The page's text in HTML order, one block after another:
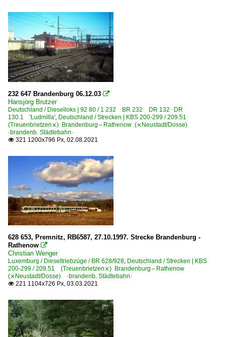
232 647 Brandenburg 06.12.03 
Hansjörg Brutzer
Deutschland / Dieselloks | 92 80 / 1 232 BR 232 DR 132 · DR
130.1 'Ludmilla', Deutschland / Strecken | KBS 200-299 / 209.51
(Treuenbrietzen⨯) Brandenburg – Rathenow (⨯Neustadt/Dosse)
·brandenb. Städtebahn·
 321 1200x796 Px, 02.08.2021
628 653, Premnitz, RB6587, 27.10.1997. Strecke Brandenburg -
Rathenow 
Christian Wenger
Luxemburg / Dieseltriebzüge / BR 628/928, Deutschland / Strecken | KBS
200-299 / 209.51 (Treuenbrietzen⨯) Brandenburg – Rathenow
(⨯Neustadt/Dosse) ·brandenb. Städtebahn·
 221 1104x726 Px, 03.03.2021